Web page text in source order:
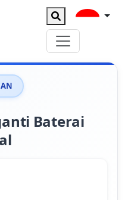
Baterai